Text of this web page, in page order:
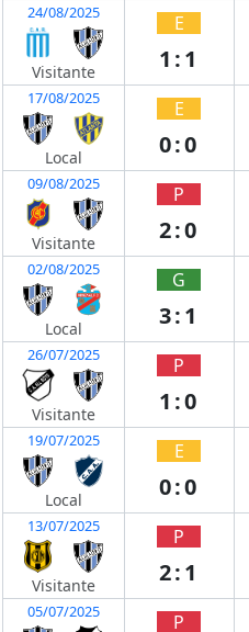
24/08/2025
Visitante
E
1:1
17/08/2025
Local
E
0:0
09/08/2025
Visitante
P
2:0
02/08/2025
Local
G
3:1
26/07/2025
Visitante
P
1:0
19/07/2025
Local
E
0:0
13/07/2025
Visitante
P
2:1
05/07/2025 P